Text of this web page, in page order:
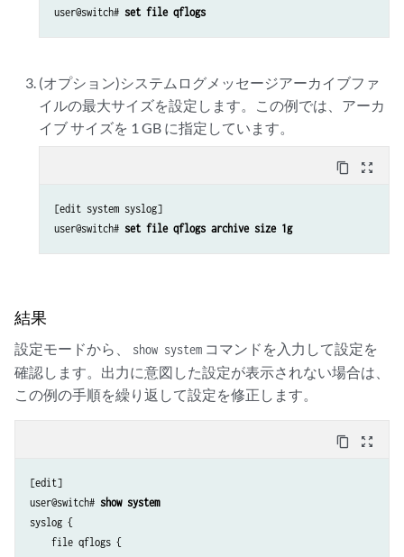
user@switch# set file qflogs
(オプション)システムログメッセージアーカイブファ
イルの最大サイズを設定します。この例では、アーカ
イブ サイズを 1 GB に指定しています。
content_copy zoom_out_map
[edit system syslog]
user@switch# set file qflogs archive size 1g
結果
設定モードから、 show system コマンドを入力して設定を
確認します。出力に意図した設定が表示されない場合は、
この例の手順を繰り返して設定を修正します。
content_copy zoom_out_map
[edit]
user@switch# show system
syslog {
    file qflogs {